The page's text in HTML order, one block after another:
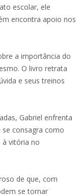
escolar, ele
encontra apoio nos
a importância do
O livro retrata
e seus treinos
Gabriel enfrenta
consagra como
à vitória no
de que, com
se tornar